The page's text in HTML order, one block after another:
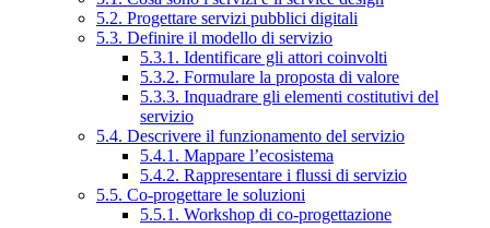
5.2. Progettare servizi pubblici digitali
5.3. Definire il modello di servizio
5.3.1. Identificare gli attori coinvolti
5.3.2. Formulare la proposta di valore
5.3.3. Inquadrare gli elementi costitutivi del
servizio
5.4. Descrivere il funzionamento del servizio
5.4.1. Mappare l’ecosistema
5.4.2. Rappresentare i flussi di servizio
5.5. Co-progettare le soluzioni
5.5.1. Workshop di co-progettazione